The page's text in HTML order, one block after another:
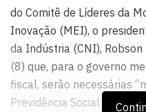
do Comitê de Líderes da
Inovação (MEI), o
da Indústria (CNI),
(8) que, para o governo
fiscal, serão necessárias
Previdência Social quanto